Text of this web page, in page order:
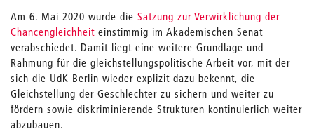
Am 6. Mai 2020 wurde die Satzung zur Verwirklichung der
Chancengleichheit einstimmig im Akademischen Senat
verabschiedet. Damit liegt eine weitere Grundlage und
Rahmung für die gleichstellungspolitische Arbeit vor, mit der
sich die UdK Berlin wieder explizit dazu bekennt, die
Gleichstellung der Geschlechter zu sichern und weiter zu
fördern sowie diskriminierende Strukturen kontinuierlich weiter
abzubauen.